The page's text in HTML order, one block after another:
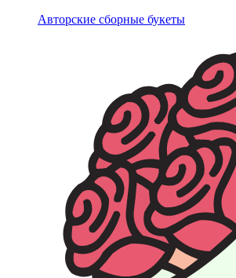
Авторские сборные букеты